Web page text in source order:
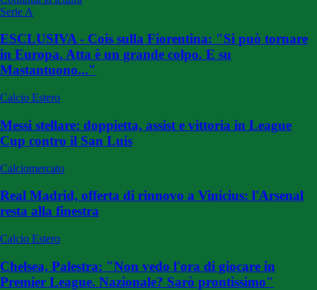
Serie A
ESCLUSIVA - Cois sulla Fiorentina: "Si può tornare
in Europa. Atta è un grande colpo. E su
Mastantuono..."
Calcio Estero
Messi stellare: doppietta, assist e vittoria in League
Cup contro il San Luis
Calciomercato
Real Madrid, offerta di rinnovo a Vinicius: l'Arsenal
resta alla finestra
Calcio Estero
Chelsea, Palestra: "Non vedo l'ora di giocare in
Premier League. Nazionale? Sarò prontissimo"